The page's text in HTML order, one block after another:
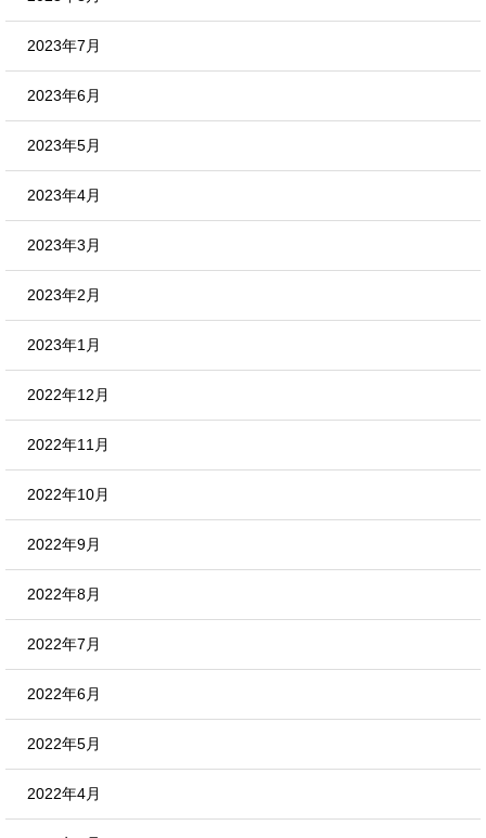
2023年7月
2023年6月
2023年5月
2023年4月
2023年3月
2023年2月
2023年1月
2022年12月
2022年11月
2022年10月
2022年9月
2022年8月
2022年7月
2022年6月
2022年5月
2022年4月